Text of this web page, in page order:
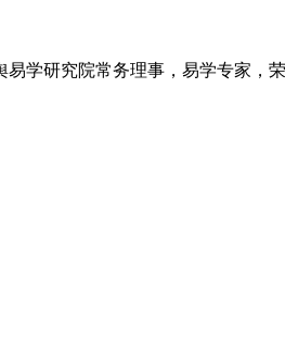
学研究院常务理事，易学专家，